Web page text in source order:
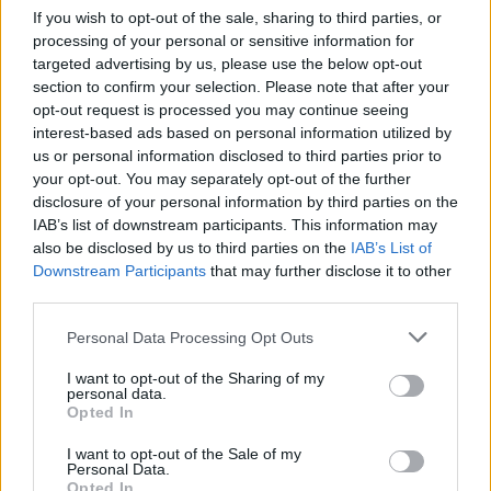
If you wish to opt-out of the sale, sharing to third parties, or
processing of your personal or sensitive information for
targeted advertising by us, please use the below opt-out
section to confirm your selection. Please note that after your
opt-out request is processed you may continue seeing
interest-based ads based on personal information utilized by
us or personal information disclosed to third parties prior to
your opt-out. You may separately opt-out of the further
disclosure of your personal information by third parties on the
IAB’s list of downstream participants. This information may
also be disclosed by us to third parties on the IAB’s List of
Downstream Participants that may further disclose it to other
Personal Data Processing Opt Outs
I want to opt-out of the Sharing of my
personal data.
Opted In
I want to opt-out of the Sale of my
Personal Data.